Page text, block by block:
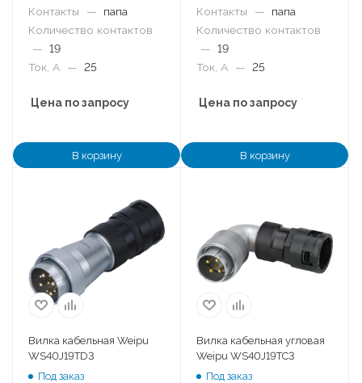
Контакты
—
папа
Количество контактов
— 19
Ток, А
— 25
Цена по запросу
В корзину
Контакты
—
папа
Количество контактов
— 19
Ток, А
— 25
Цена по запросу
В корзину
Вилка кабельная Weipu
WS40J19TD3
Под заказ
Вилка кабельная угловая
Weipu WS40J19TC3
Под заказ